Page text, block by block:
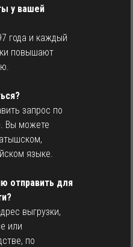
у вашей
года и каждый
повышают
запрос по
Вы можете
языке.
отправить для
выгрузки,
или
по